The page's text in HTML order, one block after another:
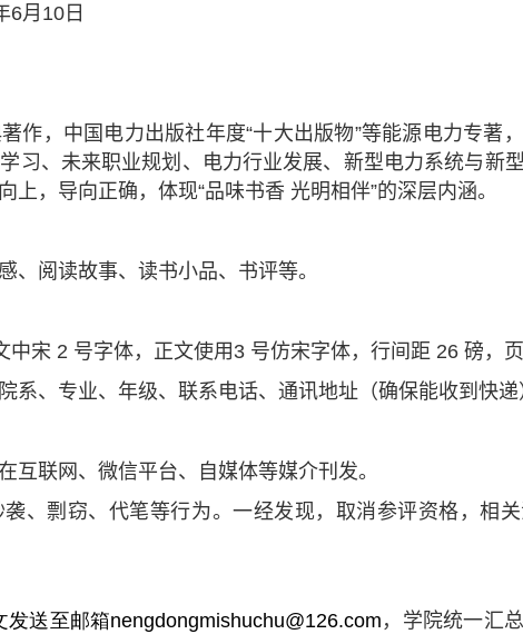
6月 10 日
作，中国电力出版社年度“十大出版物”等能源电力专著
习、未来职业规划、电力行业发展、新型电力系统与新
，导向正确，体现“品味书香 光明相伴”的深层内涵。
、阅读故事、读书小品、书评等。
中宋 2 号字体，正文使用 3 号仿宋字体，行间距 26 磅，
系、专业、年级、联系电话、通讯地址（确保能收到快递
互联网、微信平台、自媒体等媒介刊发。
、剽窃、代笔等行为。一经发现，取消参评资格，相
发送至邮箱nengdongmishuchu@126.com ，学院统一汇